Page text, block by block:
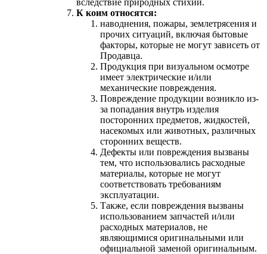
К коим относятся:
наводнения, пожары, землетрясения и
прочих ситуаций, включая бытовые
факторы, которые не могут зависеть от
Продавца.
Продукция при визуальном осмотре
имеет электрические и/или
механические повреждения.
Повреждение продукции возникло из-
за попадания внутрь изделия
посторонних предметов, жидкостей,
насекомых или животных, различных
сторонних веществ.
Дефекты или повреждения вызваны
тем, что использовались расходные
материалы, которые не могут
соответствовать требованиям
эксплуатации.
Также, если повреждения вызваны
использованием запчастей и/или
расходных материалов, не
являющимися оригинальными или
официальной заменой оригинальным.